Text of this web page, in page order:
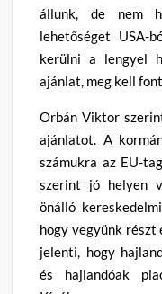
állunk, de nem
lehetőséget
kerülni a lengyel
ajánlat, meg kell
Orbán Viktor
ajánlatot. A
számukra az EU-
szerint jó helyen
önálló
hogy vegyünk részt
jelenti, hogy
és hajlandóak